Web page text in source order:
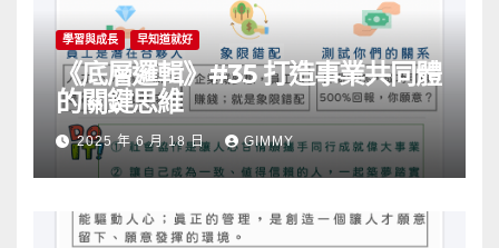
學習與成長 早知道就好
《底層邏輯》#35 打造事業共同體
的關鍵思維
2025 年 6 月 18 日 GIMMY